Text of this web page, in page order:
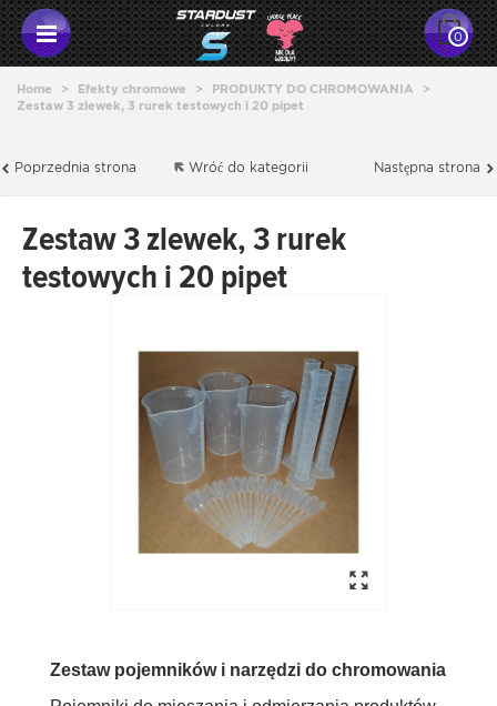
0
Home > Efekty chromowe > PRODUKTY DO CHROMOWANIA
>
Zestaw 3 zlewek, 3 rurek testowych i 20 pipet
Poprzednia strona Następna strona
Wróć do kategorii
Zestaw 3 zlewek, 3 rurek
testowych i 20 pipet
Zestaw pojemników i narzędzi do chromowania